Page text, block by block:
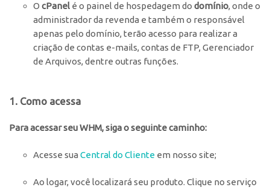
O cPanel é o painel de hospedagem do domínio, onde o
administrador da revenda e também o responsável
apenas pelo domínio, terão acesso para realizar a
criação de contas e-mails, contas de FTP, Gerenciador
de Arquivos, dentre outras funções.
1. Como acessa
Para acessar seu WHM, siga o seguinte caminho:
Acesse sua Central do Cliente em nosso site;
Ao logar, você localizará seu produto. Clique no serviço